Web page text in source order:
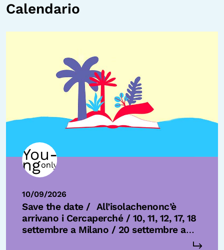
Calendario
10/09/2026
Save the date / All’isolachenonc’è
arrivano i Cercaperché / 10, 11, 12, 17, 18
settembre a Milano / 20 settembre a